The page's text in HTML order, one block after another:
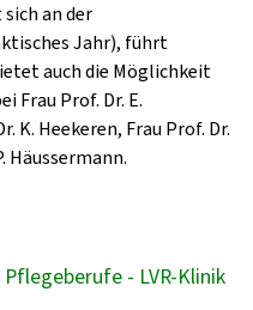
an der
Jahr), führt
auch die Möglichkeit
Frau Prof. Dr. E.
K. Heekeren, Frau Prof. Dr.
Häussermann.
- LVR-Klinik